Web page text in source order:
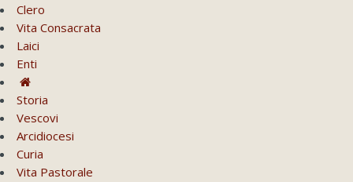
Clero
Vita Consacrata
Laici
Enti
Storia
Vescovi
Arcidiocesi
Curia
Vita Pastorale